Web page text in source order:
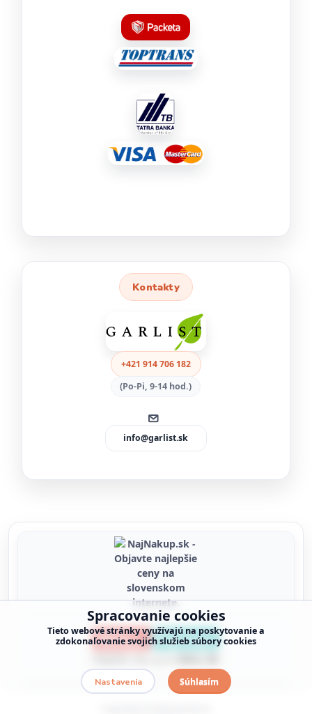
Kontakty
+421 914 706 182
(Po-Pi, 9-14 hod.)
info@garlist.sk
Spracovanie cookies
Tieto webové stránky využívajú na poskytovanie a
zdokonaľovanie svojich služieb súbory cookies
Nastavenia Súhlasím